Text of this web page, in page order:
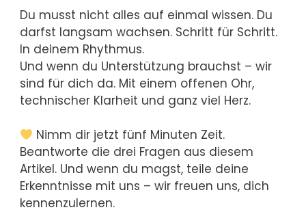
Du musst nicht alles auf einmal wissen. Du
darfst langsam wachsen. Schritt für Schritt.
In deinem Rhythmus.
Und wenn du Unterstützung brauchst – wir
sind für dich da. Mit einem offenen Ohr,
technischer Klarheit und ganz viel Herz.
Nimm dir jetzt fünf Minuten Zeit.
Beantworte die drei Fragen aus diesem
Artikel. Und wenn du magst, teile deine
Erkenntnisse mit uns – wir freuen uns, dich
kennenzulernen.